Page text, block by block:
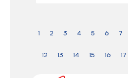
1 2 3 4 5 6 7
12 13 14 15 16 17